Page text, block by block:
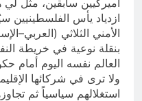
ازدياد يأس الفلسطينيين
الأمني الثلاثي
بنقلة نوعية في خريطة
العالم نفسه اليوم أمام
ولا ترى في شركائها
استغلالهم سياسياً ثم